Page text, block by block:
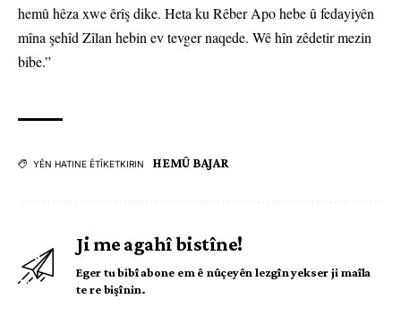
hemû hêza xwe êrîş dike. Heta ku Rêber Apo hebe û fedayiyên
mîna şehîd Zîlan hebin ev tevger naqede. Wê hîn zêdetir mezin
bibe.”
YÊN HATINE ÊTÎKETKIRIN HEMÛ BAJAR
Ji me agahî bistîne!
Eger tu bibî abone em ê nûçeyên lezgîn yekser ji maîla
te re bişînin.